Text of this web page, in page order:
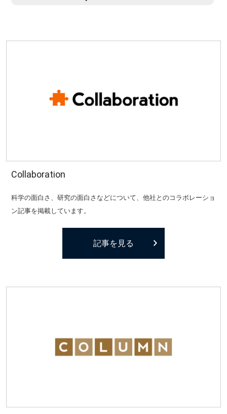
Collaboration
科学の面白さ、研究の面白さなどについて、他社とのコラボレーショ
ン記事を掲載しています。
記事を見る